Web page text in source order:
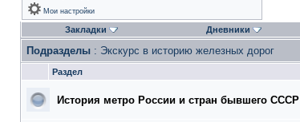
Мои настройки
Закладки Дневники
Подразделы : Экскурс в историю железных дорог
Раздел
История метро России и стран бывшего СССР